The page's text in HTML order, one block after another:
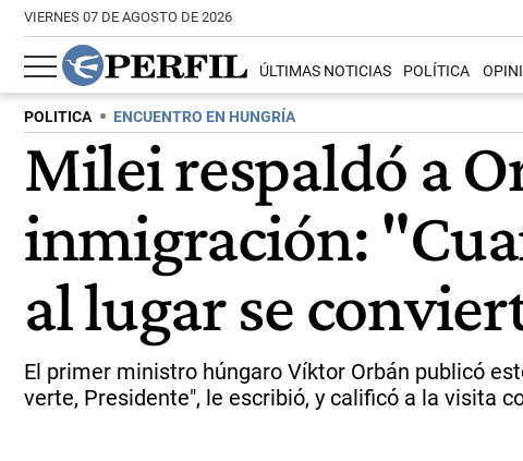
VIERNES 07 DE AGOSTO DE 2026
ÚLTIMAS NOTICIAS POLÍTICA
POLITICA ENCUENTRO EN HUNGRÍA
Milei respaldó a
inmigración:
al lugar se
El primer ministro húngaro Víktor Orbán publicó
verte, Presidente", le escribió, y calificó a la visita